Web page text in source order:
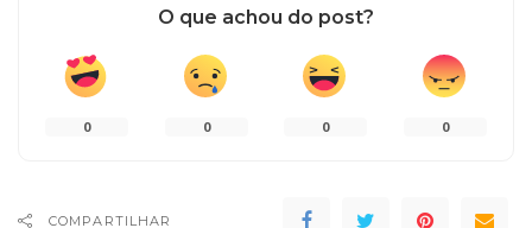
O que achou do post?
0 0 0 0
COMPARTILHAR